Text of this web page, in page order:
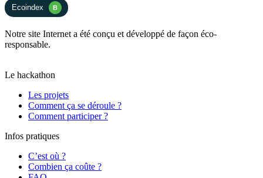
Ecoindex B
Notre site Internet a été conçu et développé de façon éco-
responsable.
Le hackathon
Les projets
Comment ça se déroule ?
Comment participer ?
Infos pratiques
C’est où ?
Combien ça coûte ?